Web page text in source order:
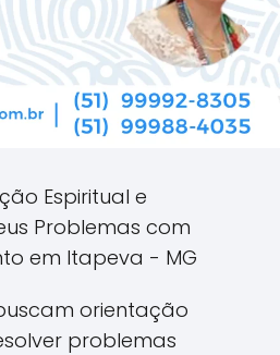
Espiritual e
Problemas com
em Itapeva - MG
orientação
problemas